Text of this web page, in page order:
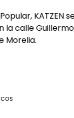
KATZEN
la calle
Morelia.